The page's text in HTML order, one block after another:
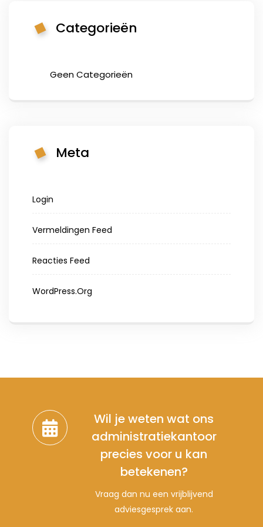
Categorieën
Geen Categorieën
Meta
Login
Vermeldingen Feed
Reacties Feed
WordPress.org
Wil je weten wat ons
administratiekantoor
precies voor u kan
betekenen?
Vraag dan nu een vrijblijvend
adviesgesprek aan.